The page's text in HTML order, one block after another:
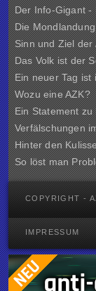
Der Info-Gigant -
Die Mondlandung
Sinn und Ziel der
Das Volk ist der
Ein neuer Tag ist
Wozu eine AZK?
Ein Statement zu
Verfälschungen
Hinter den
So löst man
COPYRIGHT -
IMPRESSUM